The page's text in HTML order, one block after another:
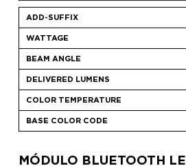
MÓDULO BLUETOOTH